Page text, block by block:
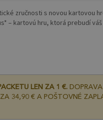
zručnosti s novou kartovou
– kartovú hru, ktorá prebudí
LEN ZA 1 €.
34,90 € A POŠTOVNÉ